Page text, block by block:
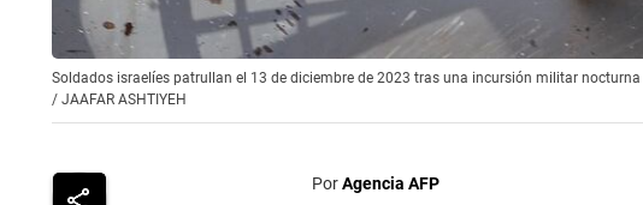
Soldados israelíes patrullan el 13 de diciembre de 2023 tras una incursión militar
/ JAAFAR ASHTIYEH
PorAgencia AFP